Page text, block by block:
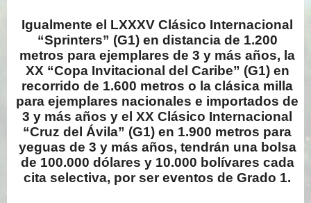
Igualmente el LXXXV Clásico Internacional
“Sprinters” (G1) en distancia de 1.200
metros para ejemplares de 3 y más años, la
XX “Copa Invitacional del Caribe” (G1) en
recorrido de 1.600 metros o la clásica milla
para ejemplares nacionales e importados de
3 y más años y el XX Clásico Internacional
“Cruz del Ávila” (G1) en 1.900 metros para
yeguas de 3 y más años, tendrán una bolsa
de 100.000 dólares y 10.000 bolívares cada
cita selectiva, por ser eventos de Grado 1.